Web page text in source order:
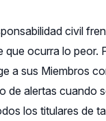
civil
ocurra lo peor.
a sus Miembros
de alertas cuando
los titulares de